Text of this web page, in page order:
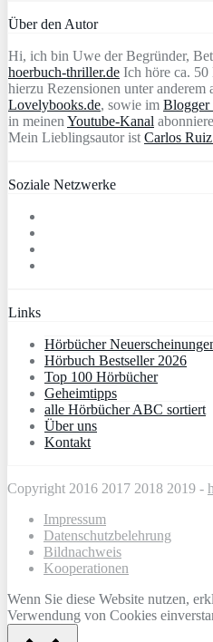
Über den Autor
Hi, ich bin Uwe der Begründer,
hoerbuch-thriller.de Ich höre ca. 50
hierzu Rezensionen unter anderem
Lovelybooks.de, sowie im Blogger
in meinen Youtube-Kanal
Mein Lieblingsautor ist Carlos
Soziale Netzwerke
Links
Hörbücher
Hörbuch Bestseller 2026
Top 100 Hörbücher
Geheimtipps
alle Hörbücher ABC sortiert
Über uns
Kontakt
Copyright 2016 2017 2018 2019 -
Impressum
Datenschutzbelehrung
Bildnachweis
Kooperationen
Wenn Sie diese Website nutzen,
Verwendung von Cookies